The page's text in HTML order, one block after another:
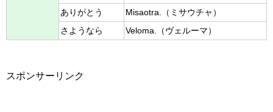
ありがとう
Misaotra.（ミサウチャ）
さようなら
Veloma.（ヴェルーマ）
スポンサーリンク